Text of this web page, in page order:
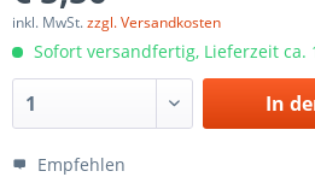
inkl. MwSt.zzgl. Versandkosten
Sofort versandfertig, Lieferzeit ca.
In
Empfehlen